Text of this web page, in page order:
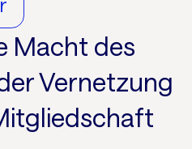
Macht des
Vernetzung